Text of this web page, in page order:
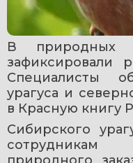
В природных
зафиксировали
Специалисты
урагуса и
в Красную книгу
Сибирского
сотрудникам